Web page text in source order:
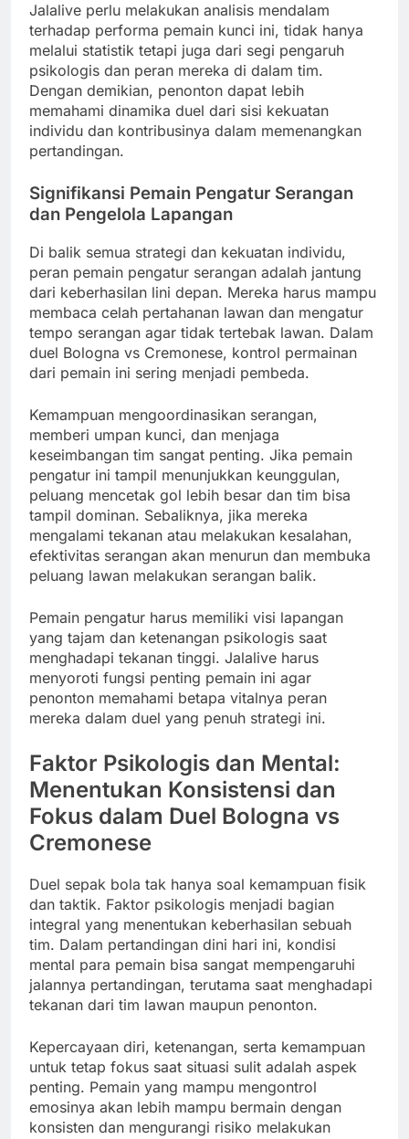
Jalalive perlu melakukan analisis mendalam
terhadap performa pemain kunci ini, tidak hanya
melalui statistik tetapi juga dari segi pengaruh
psikologis dan peran mereka di dalam tim.
Dengan demikian, penonton dapat lebih
memahami dinamika duel dari sisi kekuatan
individu dan kontribusinya dalam memenangkan
pertandingan.
Signifikansi Pemain Pengatur Serangan
dan Pengelola Lapangan
Di balik semua strategi dan kekuatan individu,
peran pemain pengatur serangan adalah jantung
dari keberhasilan lini depan. Mereka harus mampu
membaca celah pertahanan lawan dan mengatur
tempo serangan agar tidak tertebak lawan. Dalam
duel Bologna vs Cremonese, kontrol permainan
dari pemain ini sering menjadi pembeda.
Kemampuan mengoordinasikan serangan,
memberi umpan kunci, dan menjaga
keseimbangan tim sangat penting. Jika pemain
pengatur ini tampil menunjukkan keunggulan,
peluang mencetak gol lebih besar dan tim bisa
tampil dominan. Sebaliknya, jika mereka
mengalami tekanan atau melakukan kesalahan,
efektivitas serangan akan menurun dan membuka
peluang lawan melakukan serangan balik.
Pemain pengatur harus memiliki visi lapangan
yang tajam dan ketenangan psikologis saat
menghadapi tekanan tinggi. Jalalive harus
menyoroti fungsi penting pemain ini agar
penonton memahami betapa vitalnya peran
mereka dalam duel yang penuh strategi ini.
Faktor Psikologis dan Mental:
Menentukan Konsistensi dan
Fokus dalam Duel Bologna vs
Cremonese
Duel sepak bola tak hanya soal kemampuan fisik
dan taktik. Faktor psikologis menjadi bagian
integral yang menentukan keberhasilan sebuah
tim. Dalam pertandingan dini hari ini, kondisi
mental para pemain bisa sangat mempengaruhi
jalannya pertandingan, terutama saat menghadapi
tekanan dari tim lawan maupun penonton.
Kepercayaan diri, ketenangan, serta kemampuan
untuk tetap fokus saat situasi sulit adalah aspek
penting. Pemain yang mampu mengontrol
emosinya akan lebih mampu bermain dengan
konsisten dan mengurangi risiko melakukan